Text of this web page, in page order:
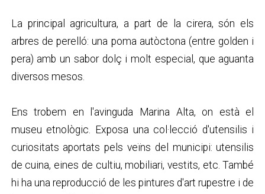
La principal agricultura, a part de la cirera, són els
arbres de perelló: una poma autòctona (entre golden i
pera) amb un sabor dolç i molt especial, que aguanta
diversos mesos.
Ens trobem en l'avinguda Marina Alta, on està el
museu etnològic. Exposa una col·lecció d'utensilis i
curiositats aportats pels veïns del municipi: utensilis
de cuina, eines de cultiu, mobiliari, vestits, etc. També
hi ha una reproducció de les pintures d'art rupestre i de